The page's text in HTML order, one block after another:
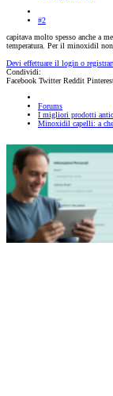
#2
capitava molto spesso anche a
temperatura. Per il minoxidil non
Devi effettuare il login o
Condividi:
Facebook Twitter Reddit
Forums
I migliori prodotti
Minoxidil capelli: a